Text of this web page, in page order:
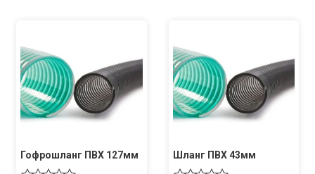
Гофрошланг ПВХ 127мм Шланг ПВХ 43мм